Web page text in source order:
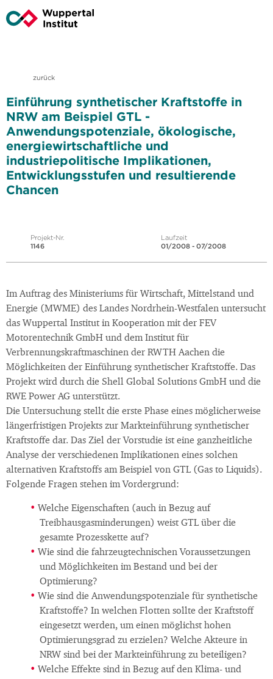
zurück
Einführung synthetischer Kraftstoffe in
NRW am Beispiel GTL -
Anwendungspotenziale, ökologische,
energiewirtschaftliche und
industriepolitische Implikationen,
Entwicklungsstufen und resultierende
Chancen
Projekt-Nr.
1146
Laufzeit
01/2008 - 07/2008
Im Auftrag des Ministeriums für Wirtschaft, Mittelstand und
Energie (MWME) des Landes Nordrhein-Westfalen untersucht
das Wuppertal Institut in Kooperation mit der FEV
Motorentechnik GmbH und dem Institut für
Verbrennungskraftmaschinen der RWTH Aachen die
Möglichkeiten der Einführung synthetischer Kraftstoffe. Das
Projekt wird durch die Shell Global Solutions GmbH und die
RWE Power AG unterstützt.
Die Untersuchung stellt die erste Phase eines möglicherweise
längerfristigen Projekts zur Markteinführung synthetischer
Kraftstoffe dar. Das Ziel der Vorstudie ist eine ganzheitliche
Analyse der verschiedenen Implikationen eines solchen
alternativen Kraftstoffs am Beispiel von GTL (Gas to Liquids).
Folgende Fragen stehen im Vordergrund:
Welche Eigenschaften (auch in Bezug auf
Treibhausgasminderungen) weist GTL über die
gesamte Prozesskette auf?
Wie sind die fahrzeugtechnischen Voraussetzungen
und Möglichkeiten im Bestand und bei der
Optimierung?
Wie sind die Anwendungspotenziale für synthetische
Kraftstoffe? In welchen Flotten sollte der Kraftstoff
eingesetzt werden, um einen möglichst hohen
Optimierungsgrad zu erzielen? Welche Akteure in
NRW sind bei der Markteinführung zu beteiligen?
Welche Effekte sind in Bezug auf den Klima- und